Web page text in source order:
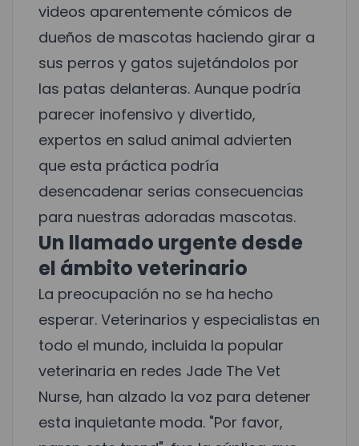
videos aparentemente cómicos de
dueños de mascotas haciendo girar a
sus perros y gatos sujetándolos por
las patas delanteras. Aunque podría
parecer inofensivo y divertido,
expertos en salud animal advierten
que esta práctica podría
desencadenar serias consecuencias
para nuestras adoradas mascotas.
Un llamado urgente desde
el ámbito veterinario
La preocupación no se ha hecho
esperar. Veterinarios y especialistas en
todo el mundo, incluida la popular
veterinaria en redes Jade The Vet
Nurse, han alzado la voz para detener
esta inquietante moda. "Por favor,